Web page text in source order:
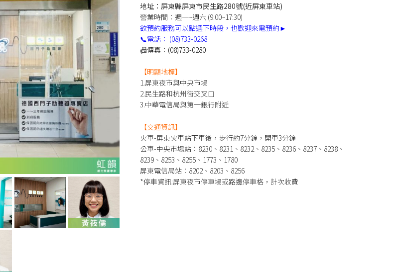
地址：屏東縣屏東市民生路280號(近屏東車站)
營業時間：週一~週六 (9:00~17:30)
欲預約服務可以點選下時段，也歡迎來電預約►
📞電話： (08)733-0268
📠傳真：(08)733-0280
【明顯地標】
1.屏東夜市與中央市場
2.民生路和杭州街交叉口
3.中華電信局與第一銀行附近
【交通資訊】
火車-屏東火車站下車後，步行約7分鐘，開車3分鐘
公車-中央市場站：8230、8231、8232、8235、8236、8237、8238、
8239、8253、8255、1773、1780
屏東電信局站：8202、8203、8256
*停車資訊:屏東夜市停車場或路邊停車格，計次收費